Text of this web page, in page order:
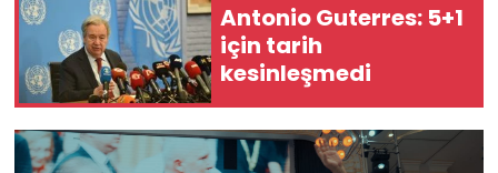
Antonio Guterres: 5+1
için tarih
kesinleşmedi
Video Galeri
YAŞAM
Yazarlar